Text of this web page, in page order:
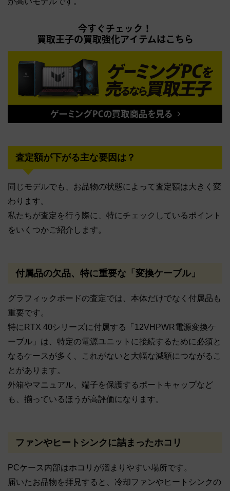
今すぐチェック！
買取王子の買取強化アイテムはこちら
査定額が下がる主な要因は？
同じモデルでも、お品物の状態によって査定額は大きく変
わります。
私たちが査定を行う際に、特にチェックしているポイント
をいくつかご紹介します。
付属品の欠品、特に重要な「変換ケーブル」
グラフィックボードの査定では、本体だけでなく付属品も
重要です。
特にRTX 40シリーズに付属する「12VHPWR電源変換ケ
ーブル」は、特定の電源ユニットに接続するために必須と
なるケースが多く、これがないと大幅な減額につながるこ
とがあります。
外箱やマニュアル、端子を保護するポートキャップなど
も、揃っているほうが高評価になります。
ファンやヒートシンクに詰まったホコリ
PCケース内部はホコリが溜まりやすい場所です。
届いたお品物を拝見すると、冷却ファンやヒートシンクの